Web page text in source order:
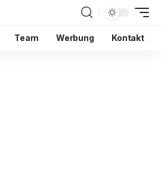
Team Werbung Kontakt